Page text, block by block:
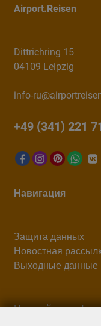
Airport.Reisen
Dittrichring 15
04109 Leipzig
info-
+49 (341) 221
Навигация
Защита данных
Новостная
Выходные данные
Настройки